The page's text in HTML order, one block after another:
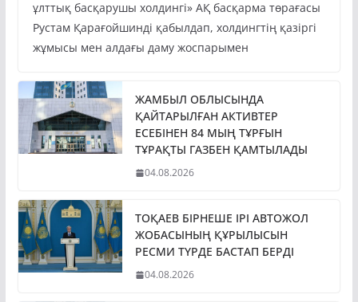
ұлттық басқарушы холдингі» АҚ басқарма төрағасы
Рустам Қарағойшинді қабылдап, холдингтің қазіргі
жұмысы мен алдағы даму жоспарымен
ЖАМБЫЛ ОБЛЫСЫНДА
ҚАЙТАРЫЛҒАН АКТИВТЕР
ЕСЕБІНЕН 84 МЫҢ ТҰРҒЫН
ТҰРАҚТЫ ГАЗБЕН ҚАМТЫЛАДЫ
04.08.2026
ТОҚАЕВ БІРНЕШЕ ІРІ АВТОЖОЛ
ЖОБАСЫНЫҢ ҚҰРЫЛЫСЫН
РЕСМИ ТҮРДЕ БАСТАП БЕРДІ
04.08.2026